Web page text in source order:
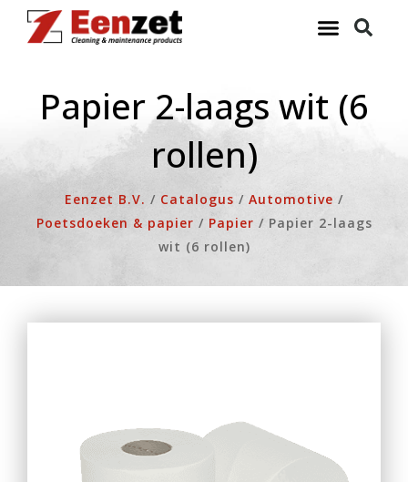
naar
Papier 2-laags wit (6
rollen)
Eenzet B.V. / Catalogus / Automotive /
Poetsdoeken & papier / Papier / Papier 2-laags
wit (6 rollen)